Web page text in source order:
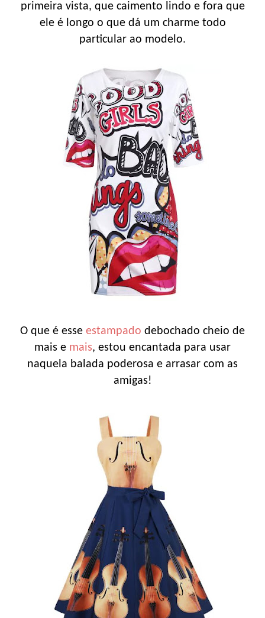
primeira vista, que caimento lindo e fora que
ele é longo o que dá um charme todo
particular ao modelo.
O que é esse estampado debochado cheio de
mais e mais, estou encantada para usar
naquela balada poderosa e arrasar com as
amigas!